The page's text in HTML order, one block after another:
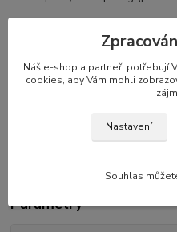
Příze je vhodná zejména na
složení: 90% antipilling akryl+
doporučené jehlice: 3-4mm
Parametry
Náš e-shop a partneři potřebují
cookies, aby Vám mohli
Nastavení
Souhlas